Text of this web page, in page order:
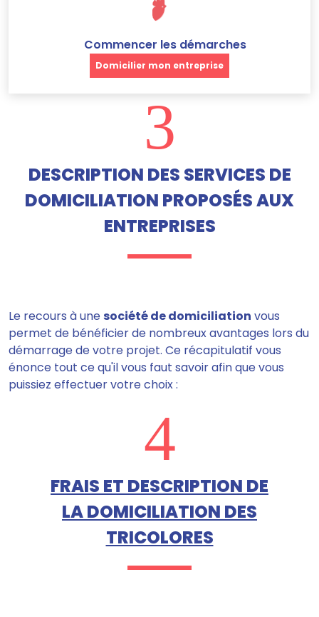
Commencer les démarches
Domicilier mon entreprise
3
DESCRIPTION DES SERVICES DE
DOMICILIATION PROPOSÉS AUX
ENTREPRISES
Le recours à une société de domiciliation vous
permet de bénéficier de nombreux avantages lors du
démarrage de votre projet. Ce récapitulatif vous
énonce tout ce qu'il vous faut savoir afin que vous
puissiez effectuer votre choix :
4
FRAIS ET DESCRIPTION DE
LA DOMICILIATION DES
TRICOLORES